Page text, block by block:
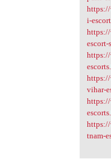
i-
https://
escort-
https://
https://
vihar-
https://
https://
tnam-